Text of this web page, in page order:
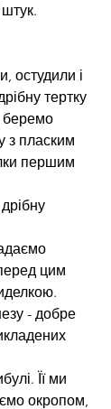
остудили і
тертку
беремо
з пласким
першим
цим
- добре
Її ми
окропом,